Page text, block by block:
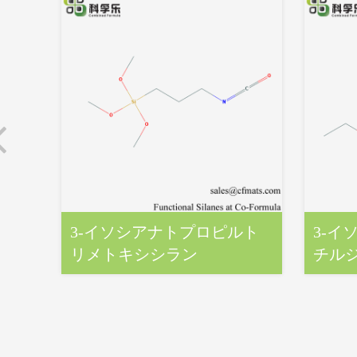
3‐イソシアナトプロピルト
リメトキシシラン
3‐イ
チル